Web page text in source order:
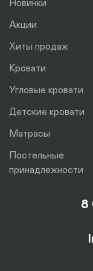
Новинки
Акции
Хиты продаж
Кровати
Угловые кровати
Детские кровати
Матрасы
Постельные
принадлежности
8